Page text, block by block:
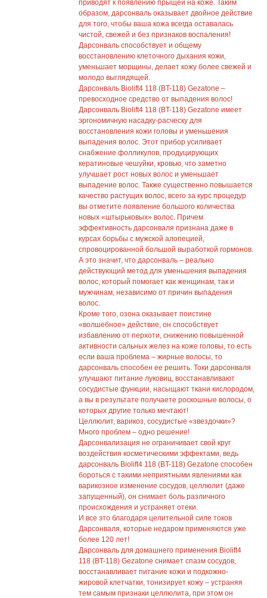
приводят к появлению прыщей на коже. Таким
образом, дарсонваль оказывает двойное действие
для того, чтобы ваша кожа всегда оставалась
чистой, свежей и без признаков воспаления!
Дарсонваль способствует и общему
восстановлению клеточного дыхания кожи,
уменьшает морщины, делает кожу более свежей и
молодо выглядящей.
Дарсонваль Biolift4 118 (BT-118) Gezatone –
превосходное средство от выпадения волос!
Дарсонваль Biolift4 118 (BT-118) Gezatone имеет
эргономичную насадку-расческу для
восстановления кожи головы и уменьшения
выпадения волос. Этот прибор усиливает
снабжение фолликулов, продуцирующих
кератиновые чешуйки, кровью, что заметно
улучшает рост новых волос и уменьшает
выпадение волос. Также существенно повышается
качество растущих волос, всего за курс процедур
вы отметите появление большого количества
новых «штырьковых» волос. Причем
эффективность дарсонваля признана даже в
курсах борьбы с мужской алопецией,
спровоцированной большой выработкой гормонов.
А это значит, что дарсонваль – реально
действующий метод для уменьшения выпадения
волос, который помогает как женщинам, так и
мужчинам, независимо от причин выпадения
волос.
Кроме того, озона оказывает поистине
«волшебное» действие, он способствует
избавлению от перхоти, снижению повышенной
активности сальных желез на коже головы, то есть
если ваша проблема – жирные волосы, то
дарсонваль способен ее решить. Токи дарсонваля
улучшают питание луковиц, восстанавливают
сосудистые функции, насыщают ткани кислородом,
а вы в результате получаете роскошные волосы, о
которых другие только мечтают!
Целлюлит, варикоз, сосудистые «звездочки»?
Много проблем – одно решение!
Дарсонвализация не ограничивает свой круг
воздействия косметическими эффектами, ведь
дарсонваль Biolift4 118 (BT-118) Gezatone способен
бороться с такими неприятными явлениями как
варикозное изменение сосудов, целлюлит (даже
запущенный), он снимает боль различного
происхождения и устраняет отеки.
И все это благодаря целительной силе токов
Дарсонваля, которые недаром применяются уже
более 120 лет!
Дарсонваль для домашнего применения Biolift4
118 (BT-118) Gezatone снимает спазм сосудов,
восстанавливает питание кожи и подкожно-
жировой клетчатки, тонизирует кожу – устраняя
тем самым признаки целлюлита, при этом он